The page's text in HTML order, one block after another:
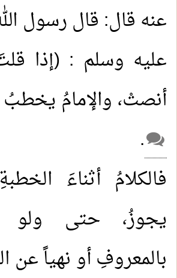
عنه قال: قال رسول
عليه وسلم : (إذا
أنصتْ، والإمامُ
.
فالكلامُ أثناءَ
يجوزُ، حتى ولو
بالمعروفِ أو نهياً عن